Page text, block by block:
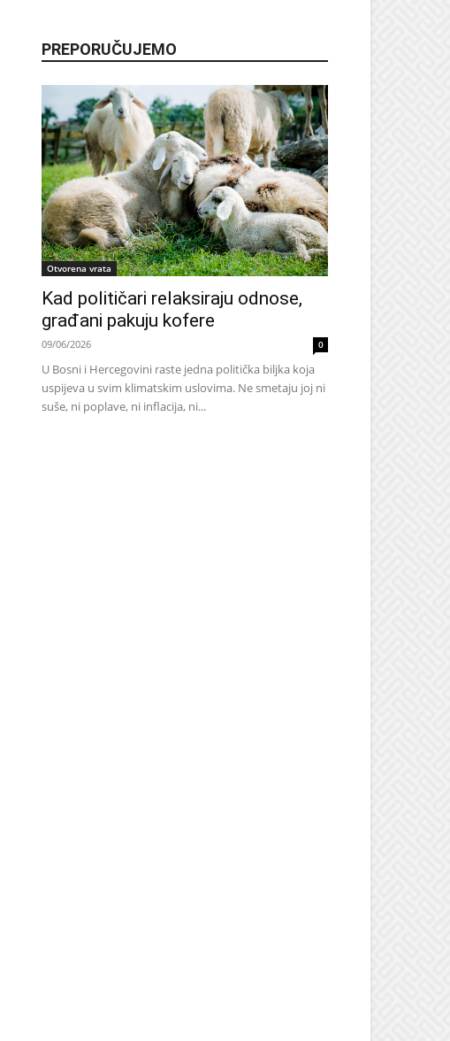
PREPORUČUJEMO
Otvorena vrata
Kad političari relaksiraju odnose,
građani pakuju kofere
09/06/2026 0
U Bosni i Hercegovini raste jedna politička biljka koja
uspijeva u svim klimatskim uslovima. Ne smetaju joj ni
suše, ni poplave, ni inflacija, ni...